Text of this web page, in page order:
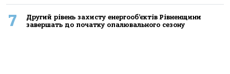
7
Другий рівень захисту енергооб’єктів Рівненщини
завершать до початку опалювального сезону